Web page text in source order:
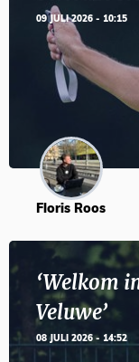
09 JULI 2026 - 10:15
Floris Roos
‘Welkom
Veluwe’
08 JULI 2026 - 14:52